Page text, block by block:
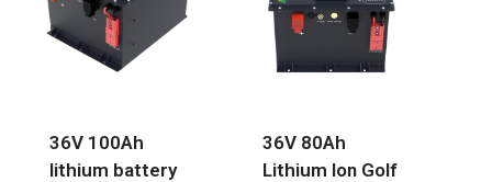
36V 100Ah
lithium battery
36V 80Ah
Lithium Ion Golf